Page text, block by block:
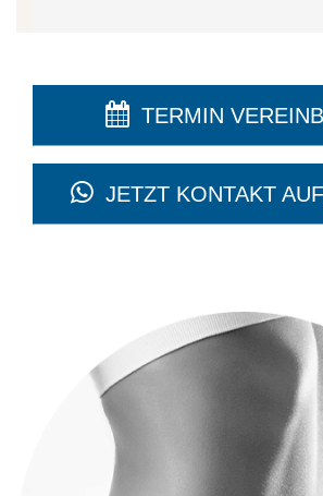
TERMIN
JETZT KONTAKT